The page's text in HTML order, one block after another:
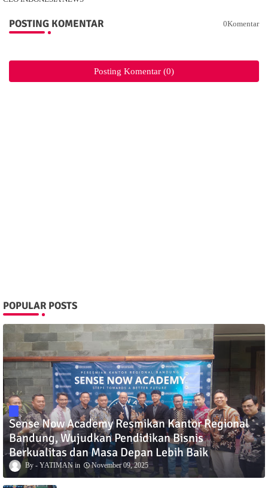
POSTING KOMENTAR 0Komentar
Posting Komentar (0)
POPULAR POSTS
Sense Now Academy Resmikan Kantor Regional
Bandung, Wujudkan Pendidikan Bisnis
Berkualitas dan Masa Depan Lebih Baik
YATIMAN November 09, 2025